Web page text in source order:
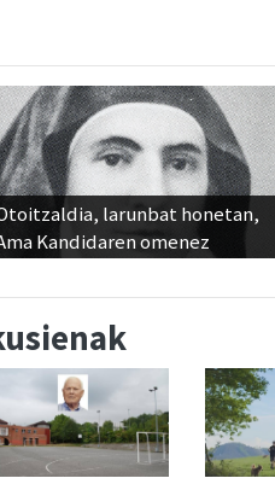
larunbat honetan,
Kandidaren omenez